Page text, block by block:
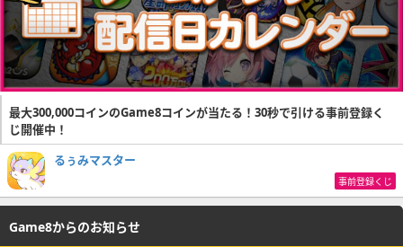
最大300,000コインのGame8コインが当たる！30秒で引ける事前登録く
じ開催中！
るぅみマスター
事前登録くじ
Game8からのお知らせ